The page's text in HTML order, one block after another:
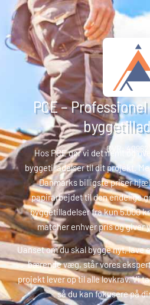
PCE –
CVR:
Hos PCE gør vi det nemt og
byggetilladelser til dit projekt.
Danmarks billigste priser
papirarbejdet til den endelige
byggetilladelser fra kun 5.000
matcher enhver pris og giver
Uanset om du skal bygge nyt, lave
bærende væg, står vores
projekt lever op til alle lovkrav. Vi
så du kan fokusere på